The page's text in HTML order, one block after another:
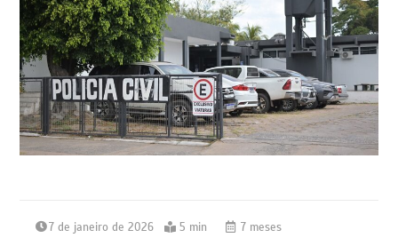
7 de janeiro de 2026 5 min 7 meses